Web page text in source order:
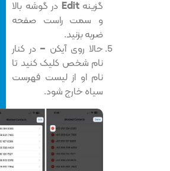
گزینهEdit
در گوشه بالا
و سمت راست صفحه
ضربه بزنید‌.
حالا روی آیکن –در کنار
نام شخص کلیک کنید تا
نام او از لیست فهرست
سیاه خارج شود.